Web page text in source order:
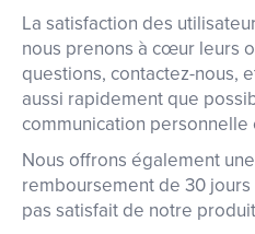
La satisfaction des
nous prenons à cœur leurs
questions, contactez-nous,
aussi rapidement que
communication personnelle
Nous offrons également
remboursement de 30 jours
pas satisfait de notre